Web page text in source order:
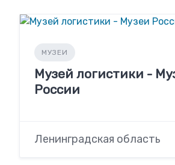
МУЗЕИ
Музей логистики -
России
Ленинградская область